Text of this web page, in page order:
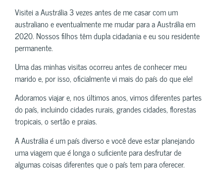
Visitei a Austrália 3 vezes antes de me casar com um
australiano e eventualmente me mudar para a Austrália em
2020. Nossos filhos têm dupla cidadania e eu sou residente
permanente.
Uma das minhas visitas ocorreu antes de conhecer meu
marido e, por isso, oficialmente vi mais do país do que ele!
Adoramos viajar e, nos últimos anos, vimos diferentes partes
do país, incluindo cidades rurais, grandes cidades, florestas
tropicais, o sertão e praias.
A Austrália é um país diverso e você deve estar planejando
uma viagem que é longa o suficiente para desfrutar de
algumas coisas diferentes que o país tem para oferecer.